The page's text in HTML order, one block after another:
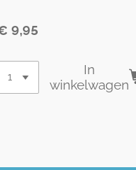
9,95
In
winkelwagen